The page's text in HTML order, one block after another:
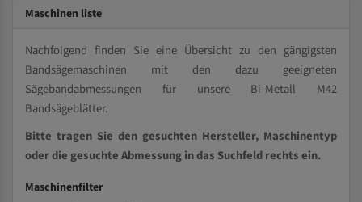
Maschinen liste
Nachfolgend finden Sie eine Übersicht zu den gängigsten
Bandsägemaschinen mit den dazu geeigneten
Sägebandabmessungen für unsere Bi-Metall M42
Bandsägeblätter.
Bitte tragen Sie den gesuchten Hersteller, Maschinentyp
oder die gesuchte Abmessung in das Suchfeld rechts ein.
Maschinenfilter